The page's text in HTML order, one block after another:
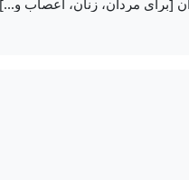
[برای مردان، زنان، اعصاب و…]